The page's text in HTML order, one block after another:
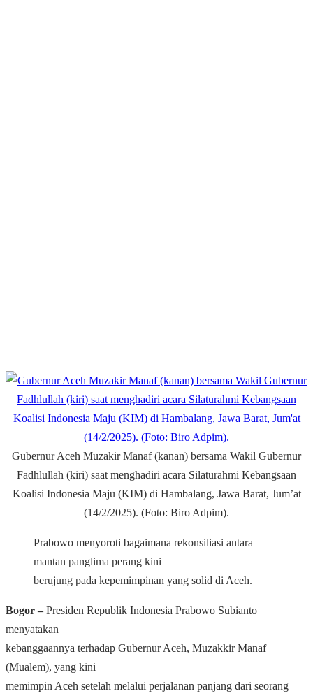
Gubernur Aceh Muzakir Manaf (kanan) bersama Wakil Gubernur
Fadhlullah (kiri) saat menghadiri acara Silaturahmi Kebangsaan
Koalisi Indonesia Maju (KIM) di Hambalang, Jawa Barat, Jum’at
(14/2/2025). (Foto: Biro Adpim).
Prabowo menyoroti bagaimana rekonsiliasi antara
mantan panglima perang kini
berujung pada kepemimpinan yang solid di Aceh.
Bogor – Presiden Republik Indonesia Prabowo Subianto
menyatakan
kebanggaannya terhadap Gubernur Aceh, Muzakkir Manaf
(Mualem), yang kini
memimpin Aceh setelah melalui perjalanan panjang dari seorang